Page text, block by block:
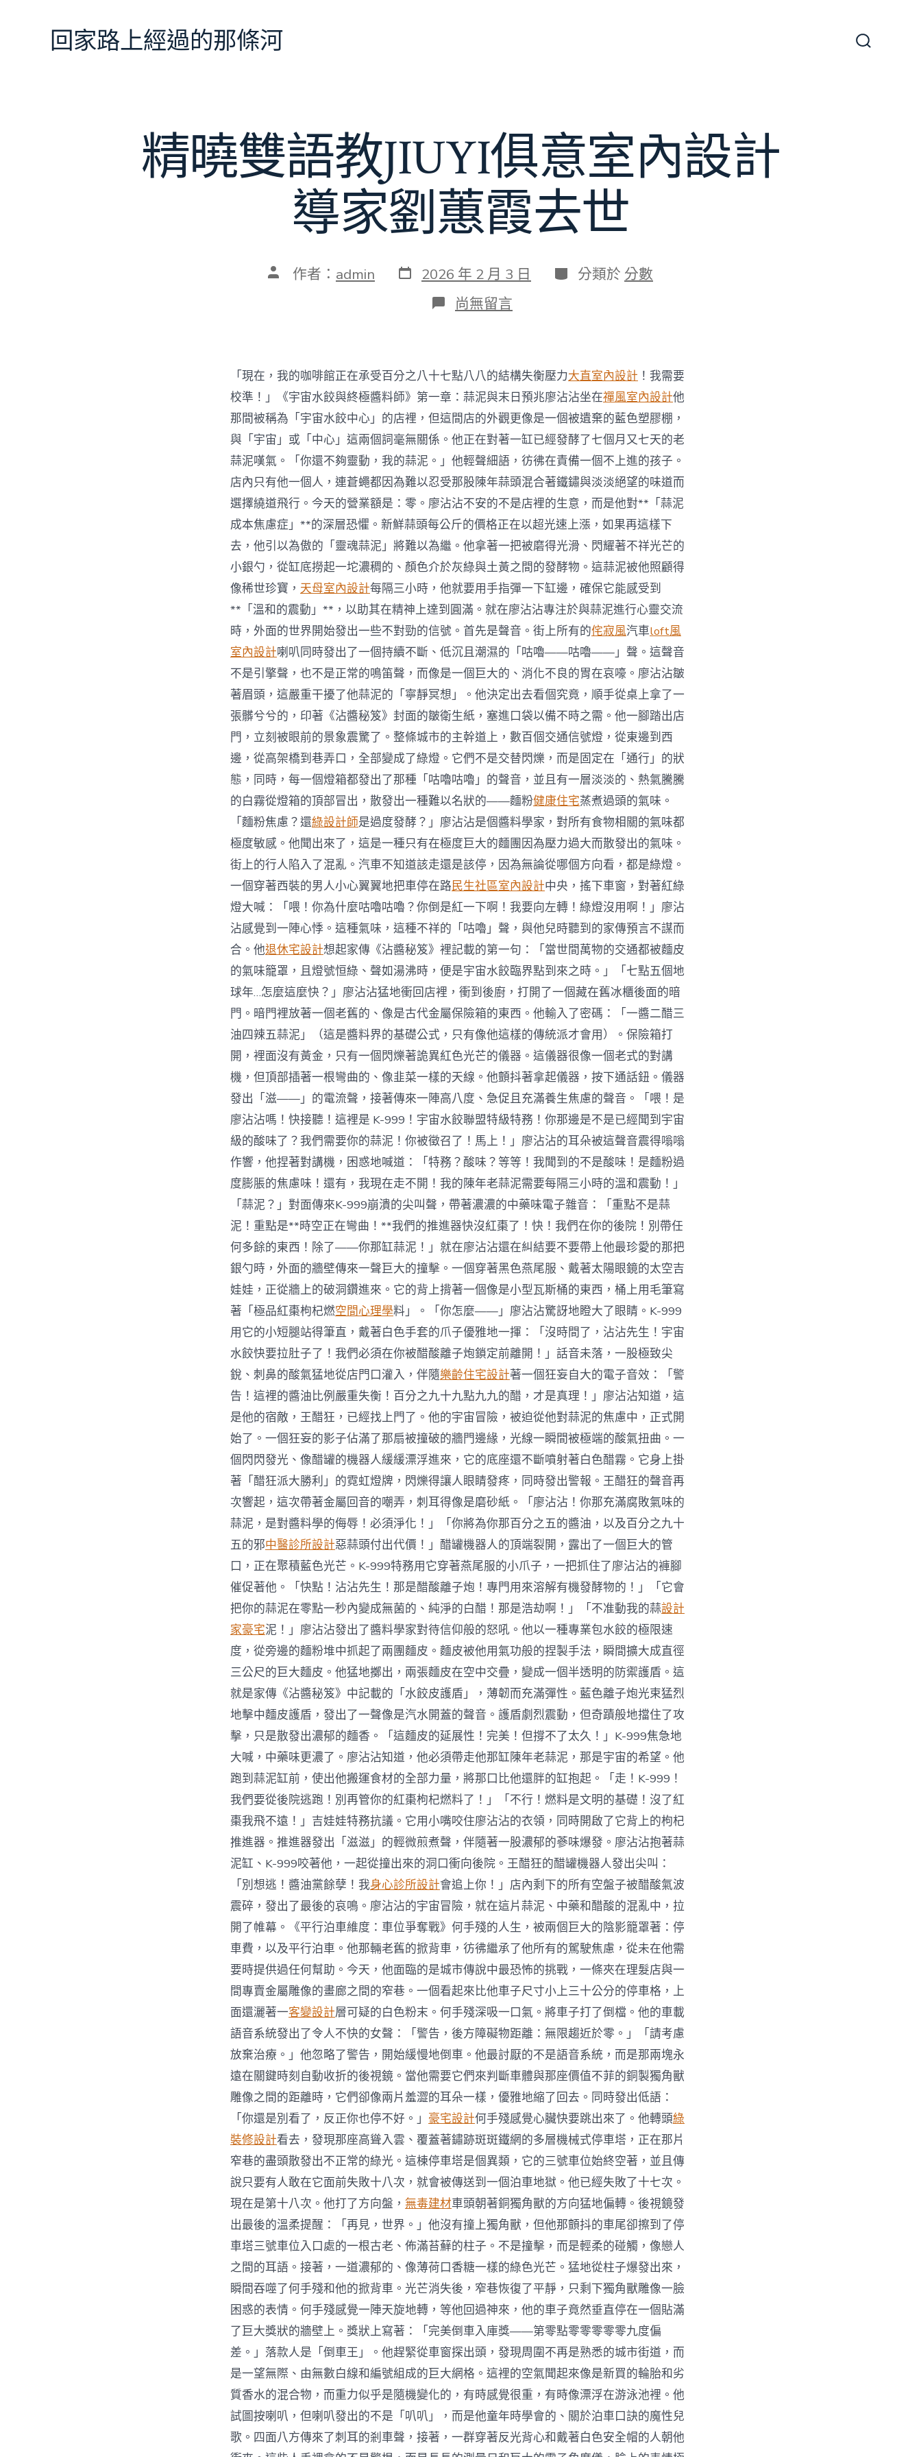
回家路上經過的那條河
精曉雙語教JIUYI俱意室內設計
導家劉蕙霞去世
文 作者： admin 發
表
2026 年 2 月 3 日 分
類
分類於 分數
在
〈精
教
JIUYI
俱
意
室
內
設
計
導
家
劉
蕙
霞
去
世〉
中
尚無留言
「現在，我的咖啡館正在承受百分之八十七點八八的結構失衡壓力大直室內設計 ！我需要
校準！」《宇宙水餃與終極醬料師》第一章：蒜泥與末日預兆廖沾沾坐在禪風室內設計他
那間被稱為「宇宙水餃中心」的店裡，但這間店的外觀更像是一個被遺棄的藍色塑膠棚，
與「宇宙」或「中心」這兩個詞毫無關係。他正在對著一缸已經發酵了七個月又七天的老
蒜泥嘆氣。「你還不夠靈動，我的蒜泥。」他輕聲細語，彷彿在責備一個不上進的孩子。
店內只有他一個人，連蒼蠅都因為難以忍受那股陳年蒜頭混合著鐵鏽與淡淡絕望的味道而
選擇繞道飛行。今天的營業額是：零。廖沾沾不安的不是店裡的生意，而是他對**「蒜泥
成本焦慮症」**的深層恐懼。新鮮蒜頭每公斤的價格正在以超光速上漲，如果再這樣下
去，他引以為傲的「靈魂蒜泥」將難以為繼。他拿著一把被磨得光滑、閃耀著不祥光芒的
小銀勺，從缸底撈起一坨濃稠的、顏色介於灰綠與土黃之間的發酵物。這蒜泥被他照顧得
像稀世珍寶， 天母室內設計每隔三小時，他就要用手指彈一下缸邊，確保它能感受到
**「溫和的震動」**，以助其在精神上達到圓滿。就在廖沾沾專注於與蒜泥進行心靈交流
時，外面的世界開始發出一些不對勁的信號。首先是聲音。街上所有的侘寂風汽車loft風
室內設計喇叭同時發出了一個持續不斷、低沉且潮濕的「咕嚕——咕嚕——」聲。這聲音
不是引擎聲，也不是正常的鳴笛聲，而像是一個巨大的、消化不良的胃在哀嚎。廖沾沾皺
著眉頭，這嚴重干擾了他蒜泥的「寧靜冥想」。他決定出去看個究竟，順手從桌上拿了一
張髒兮兮的，印著《沾醬秘笈》封面的皺衛生紙，塞進口袋以備不時之需。他一腳踏出店
門，立刻被眼前的景象震驚了。整條城市的主幹道上，數百個交通信號燈，從東邊到西
邊，從高架橋到巷弄口，全部變成了綠燈。它們不是交替閃爍，而是固定在「通行」的狀
態，同時，每一個燈箱都發出了那種「咕嚕咕嚕」的聲音，並且有一層淡淡的、熱氣騰騰
的白霧從燈箱的頂部冒出，散發出一種難以名狀的——麵粉健康住宅蒸煮過頭的氣味。
「麵粉焦慮？還綠設計師是過度發酵？」廖沾沾是個醬料學家，對所有食物相關的氣味都
極度敏感。他聞出來了，這是一種只有在極度巨大的麵團因為壓力過大而散發出的氣味。
街上的行人陷入了混亂。汽車不知道該走還是該停，因為無論從哪個方向看，都是綠燈。
一個穿著西裝的男人小心翼翼地把車停在路民生社區室內設計中央，搖下車窗，對著紅綠
燈大喊：「喂！你為什麼咕嚕咕嚕？你倒是紅一下啊！我要向左轉！綠燈沒用啊！」廖沾
沾感覺到一陣心悸。這種氣味，這種不祥的「咕嚕」聲，與他兒時聽到的家傳預言不謀而
合。他退休宅設計想起家傳《沾醬秘笈》裡記載的第一句：「當世間萬物的交通都被麵皮
的氣味籠罩，且燈號恒綠、聲如湯沸時，便是宇宙水餃臨界點到來之時。」「七點五個地
球年…怎麼這麼快？」廖沾沾猛地衝回店裡，衝到後廚，打開了一個藏在舊冰櫃後面的暗
門。暗門裡放著一個老舊的、像是古代金屬保險箱的東西。他輸入了密碼：「一醬二醋三
油四辣五蒜泥」（這是醬料界的基礎公式，只有像他這樣的傳統派才會用）。保險箱打
開，裡面沒有黃金，只有一個閃爍著詭異紅色光芒的儀器。這儀器很像一個老式的對講
機，但頂部插著一根彎曲的、像韭菜一樣的天線。他顫抖著拿起儀器，按下通話鈕。儀器
發出「滋——」的電流聲，接著傳來一陣高八度、急促且充滿養生焦慮的聲音。「喂！是
廖沾沾嗎！快接聽！這裡是 K-999！宇宙水餃聯盟特級特務！你那邊是不是已經聞到宇宙
級的酸味了？我們需要你的蒜泥！你被徵召了！馬上！」廖沾沾的耳朵被這聲音震得嗡嗡
作響，他捏著對講機，困惑地喊道：「特務？酸味？等等！我聞到的不是酸味！是麵粉過
度膨脹的焦慮味！還有，我現在走不開！我的陳年老蒜泥需要每隔三小時的溫和震動！」
「蒜泥？」對面傳來K-999崩潰的尖叫聲，帶著濃濃的中藥味電子雜音：「重點不是蒜
泥！重點是**時空正在彎曲！**我們的推進器快沒紅棗了！快！我們在你的後院！別帶任
何多餘的東西！除了——你那缸蒜泥！」就在廖沾沾還在糾結要不要帶上他最珍愛的那把
銀勺時，外面的牆壁傳來一聲巨大的撞擊。一個穿著黑色燕尾服、戴著太陽眼鏡的太空吉
娃娃，正從牆上的破洞鑽進來。它的背上揹著一個像是小型瓦斯桶的東西，桶上用毛筆寫
著「極品紅棗枸杞燃空間心理學料」。「你怎麼——」廖沾沾驚訝地瞪大了眼睛。K-999
用它的小短腿站得筆直，戴著白色手套的爪子優雅地一揮：「沒時間了，沾沾先生！宇宙
水餃快要拉肚子了！我們必須在你被醋酸離子炮鎖定前離開！」話音未落，一股極致尖
銳、刺鼻的酸氣猛地從店門口灌入，伴隨樂齡住宅設計著一個狂妄自大的電子音效：「警
告！這裡的醬油比例嚴重失衡！百分之九十九點九九的醋，才是真理！」廖沾沾知道，這
是他的宿敵，王醋狂，已經找上門了。他的宇宙冒險，被迫從他對蒜泥的焦慮中，正式開
始了。一個狂妄的影子佔滿了那扇被撞破的牆門邊緣，光線一瞬間被極端的酸氣扭曲。一
個閃閃發光、像醋罐的機器人緩緩漂浮進來，它的底座還不斷噴射著白色醋霧。它身上掛
著「醋狂派大勝利」的霓虹燈牌，閃爍得讓人眼睛發疼，同時發出警報。王醋狂的聲音再
次響起，這次帶著金屬回音的嘲弄，刺耳得像是磨砂紙。「廖沾沾！你那充滿腐敗氣味的
蒜泥，是對醬料學的侮辱！必須淨化！」「你將為你那百分之五的醬油，以及百分之九十
五的邪中醫診所設計惡蒜頭付出代價！」醋罐機器人的頂端裂開，露出了一個巨大的管
口，正在聚積藍色光芒。K-999特務用它穿著燕尾服的小爪子，一把抓住了廖沾沾的褲腳
催促著他。「快點！沾沾先生！那是醋酸離子炮！專門用來溶解有機發酵物的！」「它會
把你的蒜泥在零點一秒內變成無菌的、純淨的白醋！那是浩劫啊！」「不准動我的蒜設計
家豪宅泥！」廖沾沾發出了醬料學家對待信仰般的怒吼。他以一種專業包水餃的極限速
度，從旁邊的麵粉堆中抓起了兩團麵皮。麵皮被他用氣功般的捏製手法，瞬間擴大成直徑
三公尺的巨大麵皮。他猛地擲出，兩張麵皮在空中交疊，變成一個半透明的防禦護盾。這
就是家傳《沾醬秘笈》中記載的「水餃皮護盾」，薄韌而充滿彈性。藍色離子炮光束猛烈
地擊中麵皮護盾，發出了一聲像是汽水開蓋的聲音。護盾劇烈震動，但奇蹟般地擋住了攻
擊，只是散發出濃郁的麵香。「這麵皮的延展性！完美！但撐不了太久！」K-999焦急地
大喊，中藥味更濃了。廖沾沾知道，他必須帶走他那缸陳年老蒜泥，那是宇宙的希望。他
跑到蒜泥缸前，使出他搬運食材的全部力量，將那口比他還胖的缸抱起。「走！K-999！
我們要從後院逃跑！別再管你的紅棗枸杞燃料了！」「不行！燃料是文明的基礎！沒了紅
棗我飛不遠！」吉娃娃特務抗議。它用小嘴咬住廖沾沾的衣領，同時開啟了它背上的枸杞
推進器。推進器發出「滋滋」的輕微煎煮聲，伴隨著一股濃郁的蔘味爆發。廖沾沾抱著蒜
泥缸、K-999咬著他，一起從撞出來的洞口衝向後院。王醋狂的醋罐機器人發出尖叫：
「別想逃！醬油黨餘孽！我身心診所設計會追上你！」店內剩下的所有空盤子被醋酸氣波
震碎，發出了最後的哀鳴。廖沾沾的宇宙冒險，就在這片蒜泥、中藥和醋酸的混亂中，拉
開了帷幕。《平行泊車維度：車位爭奪戰》何手殘的人生，被兩個巨大的陰影籠罩著：停
車費，以及平行泊車。他那輛老舊的掀背車，彷彿繼承了他所有的駕駛焦慮，從未在他需
要時提供過任何幫助。今天，他面臨的是城市傳說中最恐怖的挑戰，一條夾在理髮店與一
間專賣金屬雕像的畫廊之間的窄巷。一個看起來比他車子尺寸小上三十公分的停車格，上
面還灑著一客變設計層可疑的白色粉末。何手殘深吸一口氣。將車子打了倒檔。他的車載
語音系統發出了令人不快的女聲：「警告，後方障礙物距離：無限趨近於零。」「請考慮
放棄治療。」他忽略了警告，開始緩慢地倒車。他最討厭的不是語音系統，而是那兩塊永
遠在關鍵時刻自動收折的後視鏡。當他需要它們來判斷車體與那座價值不菲的銅製獨角獸
雕像之間的距離時，它們卻像兩片羞澀的耳朵一樣，優雅地縮了回去。同時發出低語：
「你還是別看了，反正你也停不好。」 豪宅設計何手殘感覺心臟快要跳出來了。他轉頭綠
裝修設計看去，發現那座高聳入雲、覆蓋著鏽跡斑斑鐵網的多層機械式停車塔，正在那片
窄巷的盡頭散發出不正常的綠光。這棟停車塔是個異類，它的三號車位始終空著，並且傳
說只要有人敢在它面前失敗十八次，就會被傳送到一個泊車地獄。他已經失敗了十七次。
現在是第十八次。他打了方向盤， 無毒建材車頭朝著銅獨角獸的方向猛地偏轉。後視鏡發
出最後的溫柔提醒：「再見，世界。」他沒有撞上獨角獸，但他那顫抖的車尾卻擦到了停
車塔三號車位入口處的一根古老、佈滿苔蘚的柱子。不是撞擊，而是輕柔的碰觸，像戀人
之間的耳語。接著，一道濃郁的、像薄荷口香糖一樣的綠色光芒。猛地從柱子爆發出來，
瞬間吞噬了何手殘和他的掀背車。光芒消失後，窄巷恢復了平靜，只剩下獨角獸雕像一臉
困惑的表情。何手殘感覺一陣天旋地轉，等他回過神來，他的車子竟然垂直停在一個貼滿
了巨大獎狀的牆壁上。獎狀上寫著：「完美倒車入庫獎——第零點零零零零零九度偏
差。」落款人是「倒車王」。他趕緊從車窗探出頭，發現周圍不再是熟悉的城市街道，而
是一望無際、由無數白線和編號組成的巨大網格。這裡的空氣聞起來像是新買的輪胎和劣
質香水的混合物，而重力似乎是隨機變化的，有時感覺很重，有時像漂浮在游泳池裡。他
試圖按喇叭，但喇叭發出的不是「叭叭」，而是他童年時學會的、關於泊車口訣的魔性兒
歌。四面八方傳來了刺耳的剎車聲，接著，一群穿著反光背心和戴著白色安全帽的人朝他